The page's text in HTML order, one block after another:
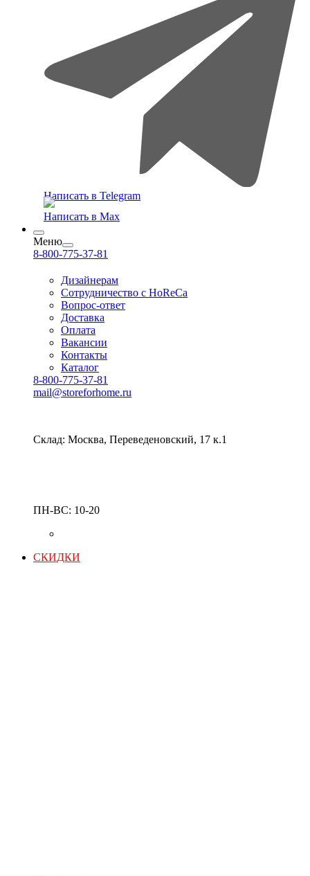
Написать в Telegram
Написать в Max
Меню
8-800-775-37-81
Дизайнерам
Сотрудничество с HoReCa
Вопрос-ответ
Доставка
Оплата
Вакансии
Контакты
Каталог
8-800-775-37-81
mail@storeforhome.ru
Склад: Москва, Переведеновский, 17 к.1
ПН-ВС: 10-20
СКИДКИ